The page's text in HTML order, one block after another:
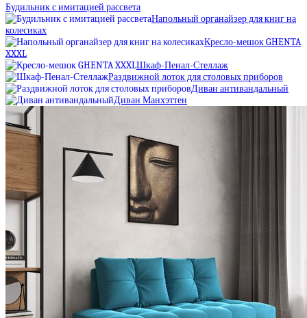
Будильник с имитацией рассвета
Напольный органайзер для книг на
колесиках
Кресло-мешок GHENTA
XXXL
Шкаф-Пенал-Стеллаж
Раздвижной лоток для столовых приборов
Диван антивандальный
Диван Манхэттен